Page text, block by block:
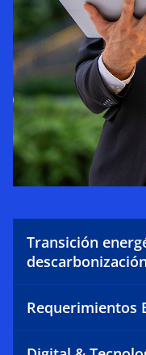
Transición
descarbonización
Requerimientos